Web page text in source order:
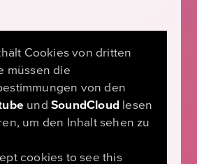
Cookies von dritten
müssen die
von den
undSoundCloudlesen
um den Inhalt sehen zu
cookies to see this